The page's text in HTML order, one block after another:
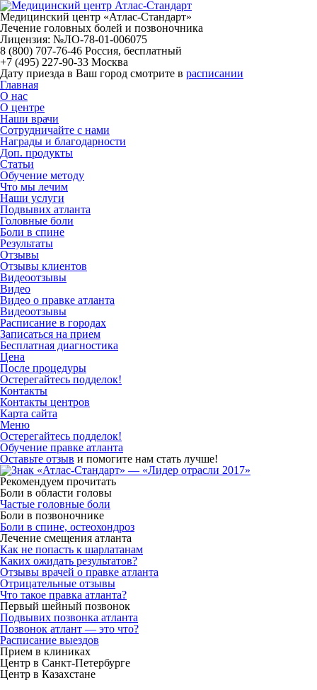
Медицинский центр «Атлас-Стандарт»
Лечение головных болей и позвоночника
Лицензия: №ЛО-78-01-006075
8 (800) 707-76-46 Россия, бесплатный
+7 (495) 227-90-33 Москва
Дату приезда в Ваш город смотрите в расписании
Главная
О нас
О центре
Наши врачи
Сотрудничайте с нами
Награды и благодарности
Доп. продукты
Статьи
Обучение методу
Что мы лечим
Наши услуги
Подвывих атланта
Головные боли
Боли в спине
Результаты
Отзывы
Отзывы клиентов
Видеоотзывы
Видео
Видео о правке атланта
Видеоотзывы
Расписание в городах
Записаться на прием
Бесплатная диагностика
Цена
После процедуры
Остерегайтесь подделок!
Контакты
Контакты центров
Карта сайта
Меню
Остерегайтесь подделок!
Обучение правке атланта
Оставьте отзыв и помогите нам стать лучше!
Рекомендуем прочитать
Боли в области головы
Частые головные боли
Боли в позвоночнике
Боли в спине, остеохондроз
Лечение смещения атланта
Как не попасть к шарлатанам
Каких ожидать результатов?
Отзывы врачей о правке атланта
Отрицательные отзывы
Что такое правка атланта?
Первый шейный позвонок
Подвывих позвонка атланта
Позвонок атлант — это что?
Расписание выездов
Прием в клиниках
Центр в Санкт-Петербурге
Центр в Казахстане